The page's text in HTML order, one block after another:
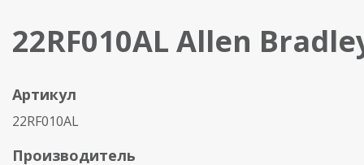
22RF010AL Allen
Артикул
22RF010AL
Производитель